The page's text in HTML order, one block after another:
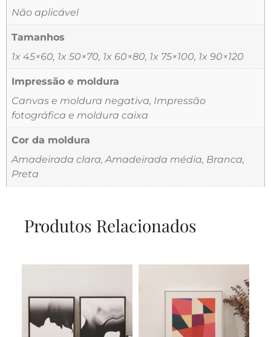
Não aplicável
Tamanhos
1x 45×60, 1x 50×70, 1x 60×80, 1x 75×100, 1x 90×120
Impressão e moldura
Canvas e moldura negativa, Impressão
fotográfica e moldura caixa
Cor da moldura
Amadeirada clara, Amadeirada média, Branca,
Preta
Produtos Relacionados